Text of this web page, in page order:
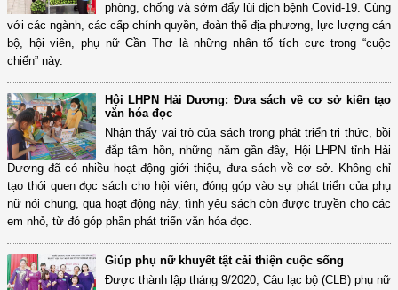
phòng, chống và sớm đẩy lùi dịch bệnh Covid-19. Cùng
với các ngành, các cấp chính quyền, đoàn thể địa phương, lực lượng cán
bộ, hội viên, phụ nữ Cần Thơ là những nhân tố tích cực trong “cuộc
chiến” này.
Hội LHPN Hải Dương: Đưa sách về cơ sở kiến tạo
văn hóa đọc
Nhận thấy vai trò của sách trong phát triển tri thức, bồi
đắp tâm hồn, những năm gần đây, Hội LHPN tỉnh Hải
Dương đã có nhiều hoạt động giới thiệu, đưa sách về cơ sở. Không chỉ
tạo thói quen đọc sách cho hội viên, đóng góp vào sự phát triển của phụ
nữ nói chung, qua hoạt động này, tình yêu sách còn được truyền cho các
em nhỏ, từ đó góp phần phát triển văn hóa đọc.
Giúp phụ nữ khuyết tật cải thiện cuộc sống
Được thành lập tháng 9/2020, Câu lạc bộ (CLB) phụ nữ